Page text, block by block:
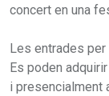
concert en una
Les entrades
Es poden
i presencialment